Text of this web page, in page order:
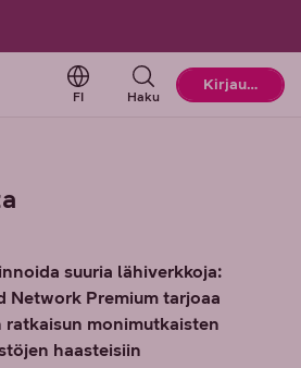
Change language. Current
FI Haku
Kirjaudu
suuria lähiverkkoja:
Network Premium tarjoaa
ratkaisun monimutkaisten
haasteisiin